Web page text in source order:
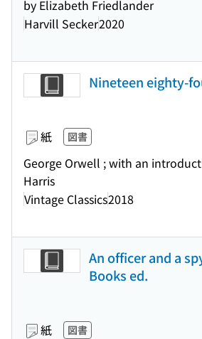
by Elizabeth Friedlander
Harvill Secker2020
Nineteen eighty-
紙 図書
George Orwell ; with an
Harris
Vintage Classics2018
An officer and a
Books ed.
紙 図書